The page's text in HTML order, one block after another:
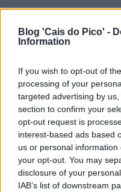
Blog 'Cais do Pico' -
Information
If you wish to opt-out of
processing of your
targeted advertising by
section to confirm your
opt-out request is
interest-based ads based
us or personal
your opt-out. You may
disclosure of your
IAB’s list of downstream